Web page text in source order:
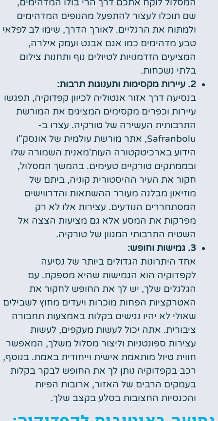
המסלול לוקח אתכם דרך הרי בולו המדהימים,
שם תוכלו לעצור להתפעל מהנופים המדהימים
ולמתוח את הרגליים. לאורך הדרך, שימו לב לפלאי
טבע מדהימים כמו אגם אבנט ועמק אילרה,
המציעים הזדמנויות לטיולים נוף ותחנות צילום
בלתי נשכחות.
2. עיירות מקסימות ותענוגות תרבות:
בנסיעה דרך אזור אנטוליה לכיוון קפדוקיה, תפגשו
עיירות וכפרים מקסימים המציגים את המורשת
התרבותית העשירה של טורקיה. עצרו ב-
Safranbolu, אתר מורשת עולמית של אונסק"ו
הידוע בארכיטקטורה העות'מאנית השמורה שלו
ובממתקים טורקיים טעימים. בהמשך המסלול,
חקור את העיר ההיסטורית קוניה, ביתם של
מוזיאון מבלנה מעורר ההשתאות והדרווישים
המסתחררים הנודעים. עצירות אלו לא רק
מפרקות את המסע אלא גם מציעות הצצה אל
השטיח התרבותי המגוון של טורקיה.
3. גמישות וחופש:
אחד היתרונות הגדולים ביותר של נסיעה
לקפדוקיה הוא הגמישות שהיא מספקת. עם
הגלגלים שלך, יש לך את החופש לחקור את
האטרקציות הפחות מוכרות ויעדים מחוץ לשבילים
שאולי לא יהיו נגישים בקלות באמצעות תחבורה
ציבורית. אתה יכול לעשות מעקפים, לעשות
עצירות ספונטניות וליצור מסלול משלך, המאפשר
חווית טיול מותאמת אישית וייחודית באמת. בנוסף,
רכב בקפדוקיה נותן לך את החופש לבקר בקלות
בעמקים הרבים של האזור, ארובות הפיות
והכנסיות החצובות בסלע בקצב שלך.